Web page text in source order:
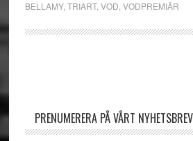
BELLAMY, TRIART, VOD VODPREMIÄR
PRENUMERERA PÅ VÅRT